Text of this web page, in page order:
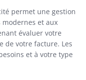
permet une gestion
et aux
évaluer votre
de votre facture. Les
et à votre type